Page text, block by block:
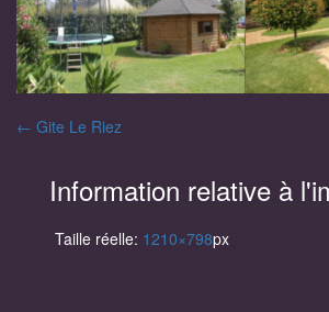
Navigation
des
articles
← Gite Le Riez
Information relative à
Taille réelle: 1210×798px